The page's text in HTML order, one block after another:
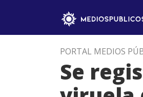
PORTAL MEDIOS
Se